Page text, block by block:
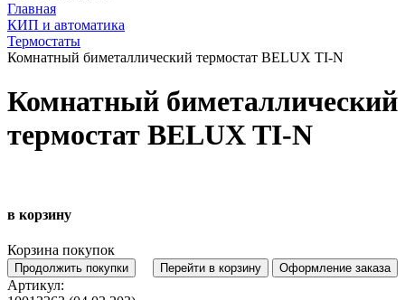
Главная
КИП и автоматика
Термостаты
Комнатный биметаллический термостат BELUX TI-N
Комнатный биметаллический
термостат BELUX TI-N
в корзину
Корзина покупок
Продолжить покупки Перейти в корзину Оформление заказа
Артикул: